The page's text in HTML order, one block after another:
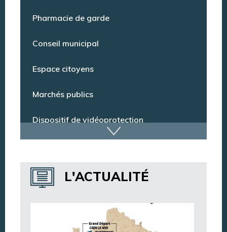
Dispositif de vidéoprotection
Annuaire des services
Annuaire des associations
Argentan Aujourd’hui
L'ACTUALITÉ